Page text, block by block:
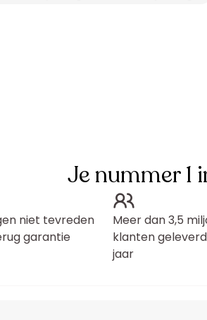
Je nummer 1
niet tevreden
garantie
Meer dan 3,5
klanten
jaar